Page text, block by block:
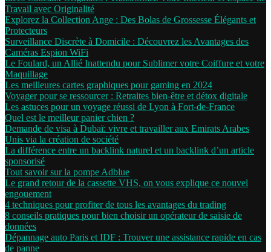
Travail avec Originalité
Explorez la Collection Ange : Des Bolas de Grossesse Élégants et
Protecteurs
Surveillance Discrète à Domicile : Découvrez les Avantages des
Caméras Espion WiFi
Le Foulard, un Allié Inattendu pour Sublimer votre Coiffure et votre
Maquillage
Les meilleures cartes graphiques pour gaming en 2024
Voyager pour se ressourcer : Retraites bien-être et détox digitale
Les astuces pour un voyage réussi de Lyon à Fort-de-France
Quel est le meilleur panier chien ?
Demande de visa à Dubaï: vivre et travailler aux Emirats Arabes
Unis via la création de société
La différence entre un backlink naturel et un backlink d’un article
sponsorisé
Tout savoir sur la pompe Adblue
Le grand retour de la cassette VHS, on vous explique ce nouvel
engouement
4 techniques pour profiter de tous les avantages du trading
8 conseils pratiques pour bien choisir un opérateur de saisie de
données
Dépannage auto Paris et IDF : Trouver une assistance rapide en cas
de panne